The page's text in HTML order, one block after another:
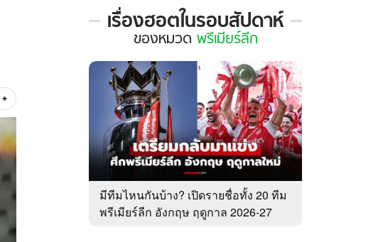
ดูทีวี
WeTV
Exclusive WeTV
นิยาย
+
เรื่องฮอตในรอบสัปดาห์
เรื่อง
ใน
รอบ
สัปดาห์
หมวด
พรีเมียร์
ลีก
ของหมวด พรีเมียร์ลีก
มีทีมไหนกันบ้าง? เปิดรายชื่อทั้ง 20 ทีม
พรีเมียร์ลีก อังกฤษ ฤดูกาล 2026-27